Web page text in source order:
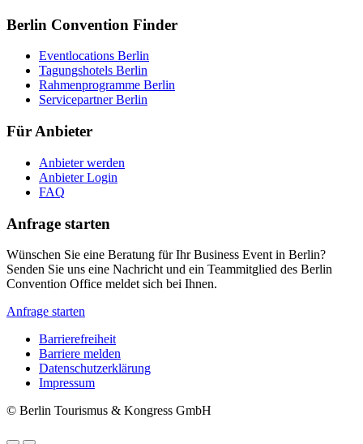
Berlin Convention Finder
Eventlocations Berlin
Tagungshotels Berlin
Rahmenprogramme Berlin
Servicepartner Berlin
Für Anbieter
Anbieter werden
Anbieter Login
FAQ
Anfrage starten
Wünschen Sie eine Beratung für Ihr Business Event in Berlin?
Senden Sie uns eine Nachricht und ein Teammitglied des Berlin
Convention Office meldet sich bei Ihnen.
Anfrage starten
Metanavigation
Barrierefreiheit
Barriere melden
Datenschutzerklärung
Impressum
© Berlin Tourismus & Kongress GmbH